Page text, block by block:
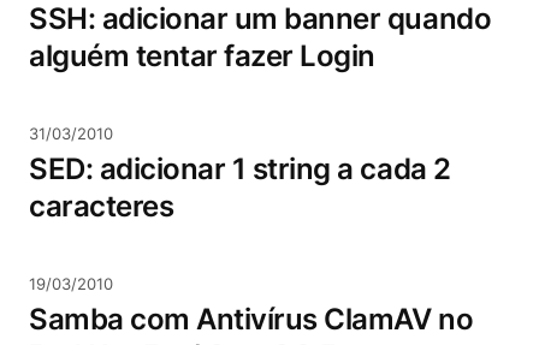
SSH: adicionar um banner quando
alguém tentar fazer Login
31/03/2010
SED: adicionar 1 string a cada 2
caracteres
19/03/2010
Samba com Antivírus ClamAV no